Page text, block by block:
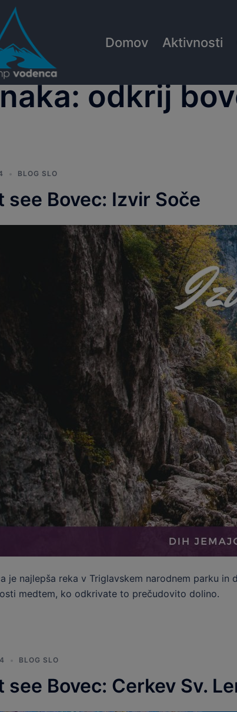
Domov Aktivnosti
odkrij
BLOG SLO
see Bovec: Izvir Soče
je najlepša reka v Triglavskem narodnem parku
medtem, ko odkrivate to prečudovito dolino.
BLOG SLO
see Bovec: Cerkev Sv.